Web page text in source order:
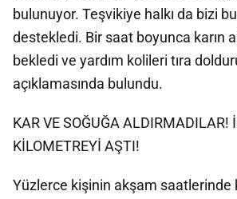
bulunuyor. Teşvikiye halkı da bizi
destekledi. Bir saat boyunca karın
bekledi ve yardım kolileri tıra
açıklamasında bulundu.
KAR VE SOĞUĞA ALDIRMADILAR!
KİLOMETREYİ AŞTI!
Yüzlerce kişinin akşam saatlerinde